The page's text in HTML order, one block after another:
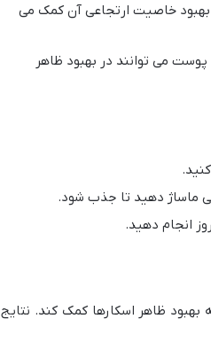
خاصیت ارتجاعی آن کمک می
می توانند در بهبود ظاهر
ماساژ دهید تا جذب شود.
انجام دهید.
بهبود ظاهر اسکارها کمک کند. نتایج